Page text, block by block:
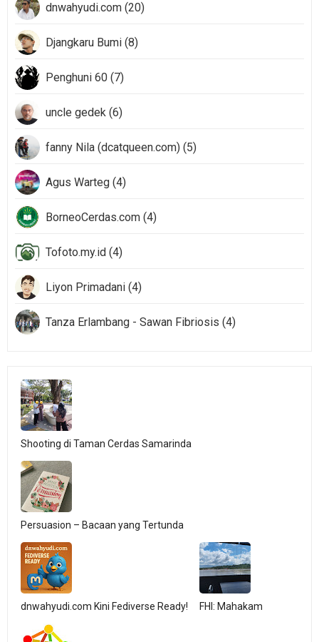
dnwahyudi.com (20)
Djangkaru Bumi (8)
Penghuni 60 (7)
uncle gedek (6)
fanny Nila (dcatqueen.com) (5)
Agus Warteg (4)
BorneoCerdas.com (4)
Tofoto.my.id (4)
Liyon Primadani (4)
Tanza Erlambang - Sawan Fibriosis (4)
Shooting di Taman Cerdas Samarinda
Persuasion – Bacaan yang Tertunda
dnwahyudi.com Kini Fediverse Ready! FHI: Mahakam